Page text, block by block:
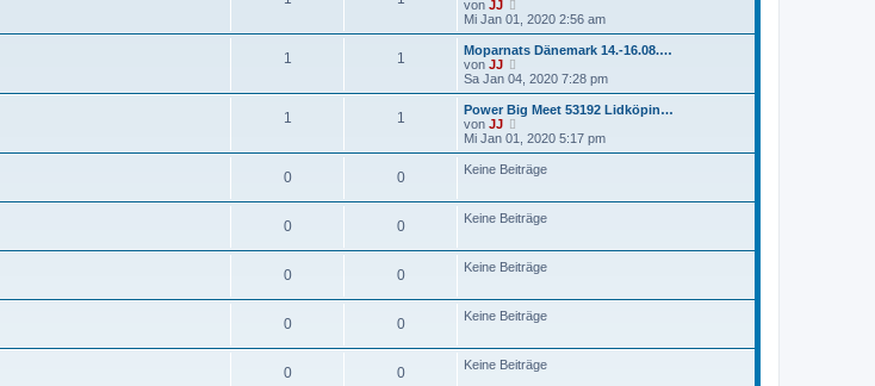
a
g
e
i
t
a
g
von JJ
e
u
e
t
e
B
e
i
r
g
Mi Jan 01, 2020 2:56 am
1 1
Moparnats Dänemark 14.-16.08.…
von JJ
e
u
e
s
e
B
i
t
a
g
Sa Jan 04, 2020 7:28 pm
1 1
Power Big Meet 53192 Lidköpin…
von JJ
e
u
e
e
r
e
i
a
g
Mi Jan 01, 2020 5:17 pm
0 0 Keine Beiträge
0 0 Keine Beiträge
0 0 Keine Beiträge
0 0 Keine Beiträge
0 0 Keine Beiträge